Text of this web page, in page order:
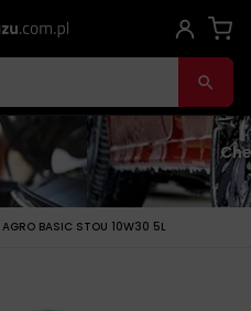
AGRO BASIC STOU 10W30 5L